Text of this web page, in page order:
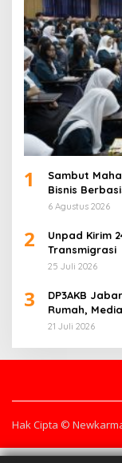
1
Sambut
Bisnis
6 Agustus 2026
2
Unpad Kirim
Transmigrasi
25 Juli 2026
3
DP3AKB
Rumah,
21 Juli 2026
Hak Cipta ©